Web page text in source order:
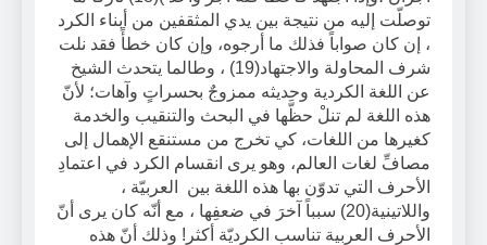
توصلّت إليه من نتيجة بين يدي المثقفين من أبناء الكرد
، إن كان صواباً فذلك ما أرجوه، وإن كان خطأً فقد نلت
شرف المحاولة والاجتهاد(19) ، وطالما يتحدث الشيخ
عن اللغة الكردية وحديثه ممزوجٌ بحسراتٍ وآهات؛ لأنّ
هذه اللغة لم تنلْ حظَّها في البحث والتنقيب والخدمة
كغيرها من اللغات، كي تخرج من مستنقع الإهمال إلى
مصافِّ لغات العالم، وهو يرى انقسام الكرد في اعتمادِ
الأحرف التي تدوّن بها هذه اللغة بين العربيّة ،
واللاتينية(20) سبباً آخرَ في ضعفِها ، مع أنّه كان يرى أنّ
الأحرف العربية تناسب الكرديّة أكثر! وذلك أنّ هذه